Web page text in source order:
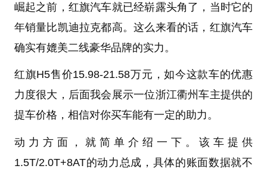
崛起之前，红旗汽车就已经崭露头角了，当时它的
年销量比凯迪拉克都高。这么来看的话，红旗汽车
确实有媲美二线豪华品牌的实力。
红旗H5售价15.98-21.58万元，如今这款车的优惠
力度很大，后面我会展示一位浙江衢州车主提供的
提车价格，相信对你买车能有一定的助力。
动力方面，就简单介绍一下。该车提供
1.5T/2.0T+8AT的动力总成，具体的账面数据就不